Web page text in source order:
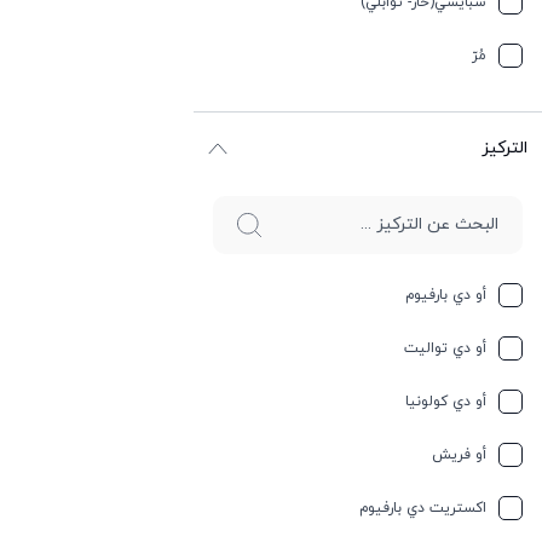
جوز الهند
حامِض
مُرّ
التركيز
أو دي بارفيوم
أو دي تواليت
أو دي كولونيا
أو فريش
اكستريت دي بارفيوم